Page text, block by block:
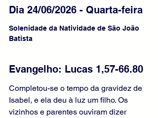
Dia 24/06/2026 - Quarta-feira
Solenidade da Natividade de São João
Batista
Evangelho: Lucas 1,57-66.80
Completou-se o tempo da gravidez de
Isabel, e ela deu à luz um filho. Os
vizinhos e parentes ouviram dizer